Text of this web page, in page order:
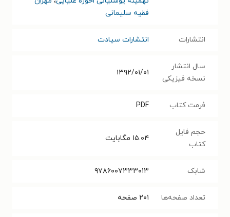
فقیه سلیمانی
انتشارات انتشارات سیادت
سال انتشار
نسخه فیزیکی
۱۳۹۲/۰۱/۰۱
فرمت کتاب PDF
حجم فایل
کتاب
۱۵.۰۴ مگابایت
شابک ۹۷۸۶۰۰۷۳۳۳۰۱۳
تعداد صفحه‌ها ۲۰۱ صفحه